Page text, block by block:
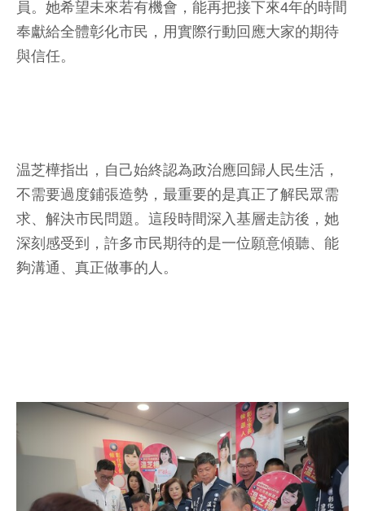
員。她希望未來若有機會，能再把接下來4年的時間
奉獻給全體彰化市民，用實際行動回應大家的期待
與信任。
温芝樺指出，自己始終認為政治應回歸人民生活，
不需要過度鋪張造勢，最重要的是真正了解民眾需
求、解決市民問題。這段時間深入基層走訪後，她
深刻感受到，許多市民期待的是一位願意傾聽、能
夠溝通、真正做事的人。